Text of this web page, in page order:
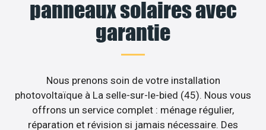
panneaux solaires avec
garantie
Nous prenons soin de votre installation
photovoltaïque à La selle-sur-le-bied (45). Nous vous
offrons un service complet : ménage régulier,
réparation et révision si jamais nécessaire. Des